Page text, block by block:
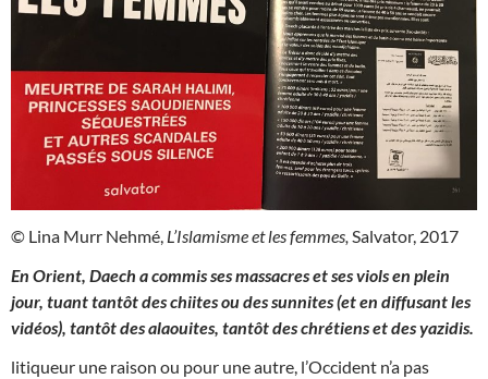
© Lina Murr Nehmé, L’Islamisme et les femmes, Salvator, 2017
En Orient, Daech a commis ses massacres et ses viols en plein
jour, tuant tantôt des chiites ou des sunnites (et en diffusant les
vidéos), tantôt des alaouites, tantôt des chrétiens et des yazidis.
litiqueur une raison ou pour une autre, l’Occident n’a pas